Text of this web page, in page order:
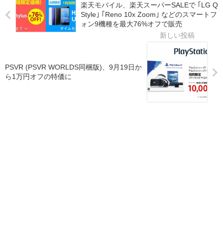
楽天モバイル、楽天スーパーSALEで ｢LG Q
Style｣ ｢Reno 10x Zoom｣ などのスマートフ
ォン9機種を最大76%オフで販売
PSVR (PSVR WORLDS同梱版)、9月19日か
ら1万円オフの特価に